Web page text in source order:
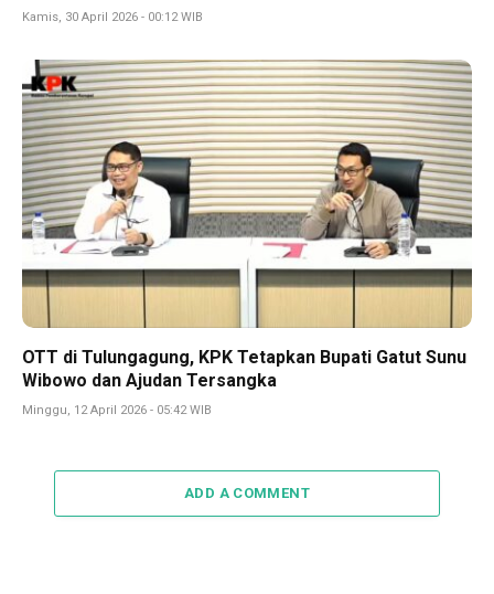
Kamis, 30 April 2026 - 00:12 WIB
OTT di Tulungagung, KPK Tetapkan Bupati Gatut Sunu
Wibowo dan Ajudan Tersangka
Minggu, 12 April 2026 - 05:42 WIB
ADD A COMMENT